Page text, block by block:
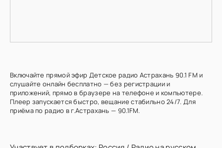
Включайте прямой эфир Детское радио Астрахань 90.1 FM и
слушайте онлайн бесплатно — без регистрации и
приложений, прямо в браузере на телефоне и компьютере.
Плеер запускается быстро, вещание стабильно 24/7. Для
приёма по радио в г.Астрахань — 90.1FM.